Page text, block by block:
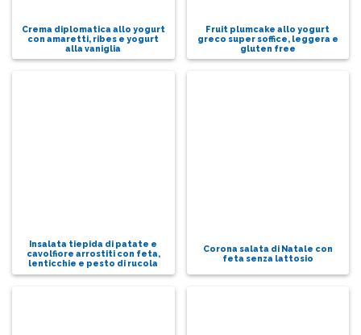
Crema diplomatica allo yogurt
con amaretti, ribes e yogurt
alla vaniglia
Fruit plumcake allo yogurt
greco super soffice, leggera e
gluten free
Insalata tiepida di patate e
cavolfiore arrostiti con feta,
lenticchie e pesto di rucola
Corona salata di Natale con
feta senza lattosio